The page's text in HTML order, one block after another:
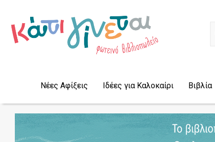
Νέες Αφίξεις Ιδέες για Καλοκαίρι Βιβλία